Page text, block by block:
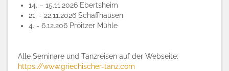
14. – 15.11.2026 Ebertsheim
21. - 22.11.2026 Schaffhausen
4. - 6.12.206 Proitzer Mühle
Alle Seminare und Tanzreisen auf der Webseite:
https://www.griechischer-tanz.com